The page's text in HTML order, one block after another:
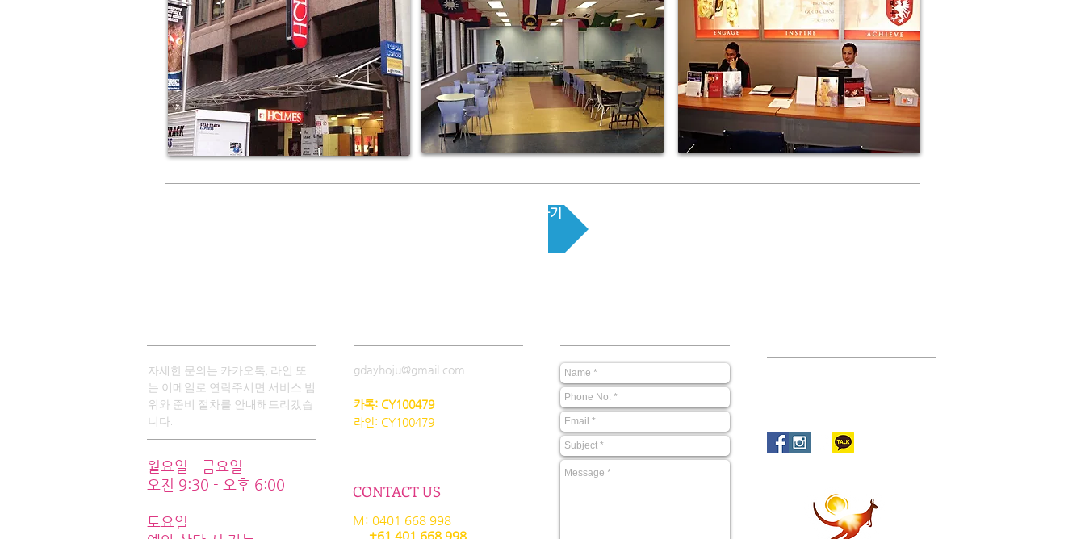
문의 하기
자세한 문의는 카카오톡, 라인 또
는 이메일로 연락주시면 서비스 범
위와 준비 절차를 안내해드리겠습
니다.
gdayhoju@gmail.com
카톡: CY100479
라인: CY100479
월요일 - 금요일
오전 9:30 - 오후 6:00
토요일
CONTACT US
M: 0401 668 998
+61 401 668 998